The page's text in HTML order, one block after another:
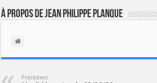
À propos de Jean Philippe Planque
Précédent